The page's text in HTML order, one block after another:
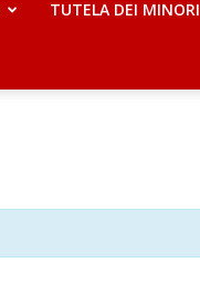
TUTELA DEI MINORI